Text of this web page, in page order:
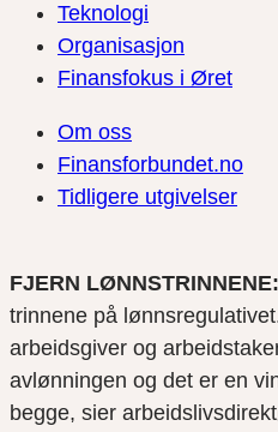
Teknologi
Organisasjon
Finansfokus i Øret
Om oss
Finansforbundet.no
Tidligere utgivelser
FJERN LØNNSTRINNENE:
trinnene på
arbeidsgiver og
avlønningen og det er en
begge, sier